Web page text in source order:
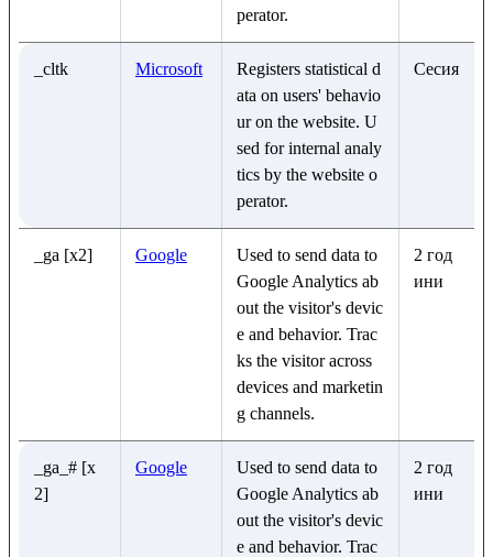
perator.
_cltk Microsoft
Registers statistical d
ata on users' behavio
ur on the website. U
sed for internal analy
tics by the website o
perator.
Сесия
_ga [x2] Google
Used to send data to
Google Analytics ab
out the visitor's devic
e and behavior. Trac
ks the visitor across
devices and marketin
g channels.
2 год
ини
_ga_# [x
2]
Google
Used to send data to
Google Analytics ab
out the visitor's devic
e and behavior. Trac
2 год
ини